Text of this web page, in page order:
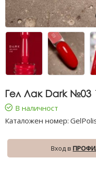
Гел Лак Dark №03
В наличност
Каталожен номер:
Вход в